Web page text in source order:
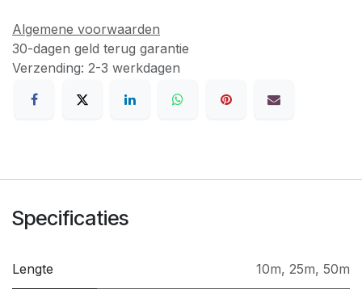
Algemene voorwaarden
30-dagen geld terug garantie
Verzending: 2-3 werkdagen
Specificaties
Lengte 10m, 25m, 50m